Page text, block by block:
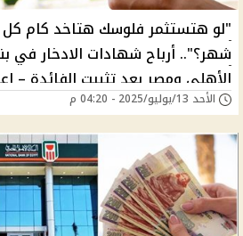
"لو هتستثمر فلوسك هتاخد كام كل
شهر؟".. أرباح شهادات الادخار في
الأهلي ومصر بعد تثبيت الفائدة –
العائد الثابت والمتدرج بالأرقام
الأحد 13/يوليو/2025 - 04:20 م